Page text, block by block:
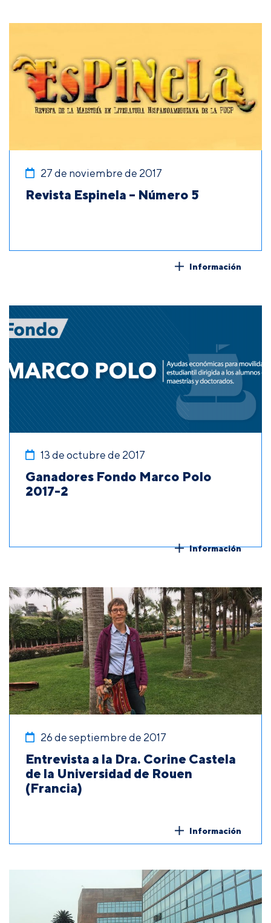
27 de noviembre de 2017
Revista Espinela – Número 5
Información
13 de octubre de 2017
Ganadores Fondo Marco Polo
2017-2
Información
26 de septiembre de 2017
Entrevista a la Dra. Corine Castela
de la Universidad de Rouen
(Francia)
Información